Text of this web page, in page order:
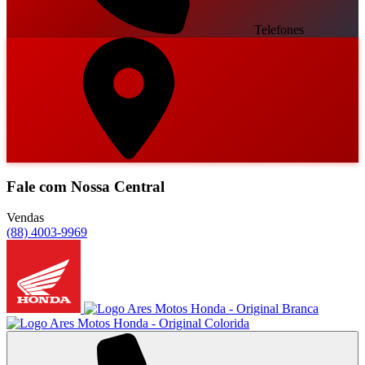
Telefones
Fale com Nossa Central
Vendas
(88) 4003-9969